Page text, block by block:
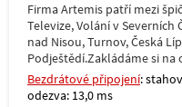
Firma Artemis patří mezi
Televize, Volání v
nad Nisou, Turnov, Česká
Podještědí.Zakládáme si
Bezdrátové připojení:
odezva: 13,0 ms